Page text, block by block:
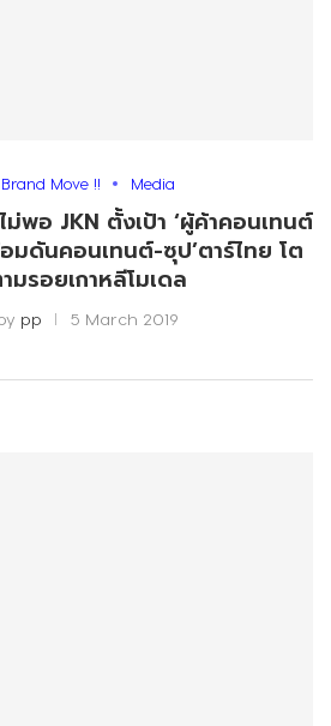
Brand Move !! Media
พอ JKN ตั้งเป้า ‘ผู้ค้าคอนเทนต์
มดันคอนเทนต์-ซุป’ตาร์ไทย โต
มรอยเกาหลีโมเดล
pp 5 March 2019